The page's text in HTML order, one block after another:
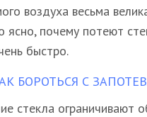
воздуха весьма
ясно, почему потеют
быстро.
БОРОТЬСЯ С
стекла ограничивают